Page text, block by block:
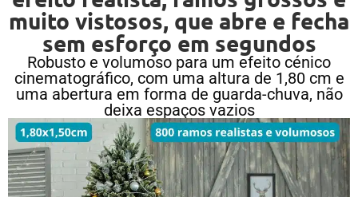
muito vistosos, que abre e fecha
sem esforço em segundos
Robusto e volumoso para um efeito cénico
cinematográfico, com uma altura de 1,80 cm e
uma abertura em forma de guarda-chuva, não
deixa espaços vazios